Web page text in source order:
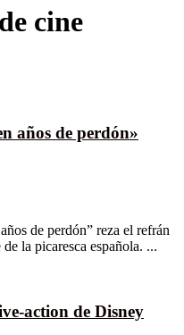
cine
años de perdón»
de perdón” reza el refrán
la picaresca española. ...
action de Disney